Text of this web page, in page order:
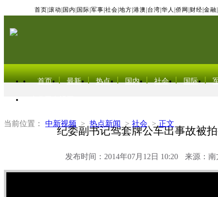
首页 滚动 国内 国际 军事 社会 地方 港澳 台湾 华人 侨网 财经 金融
首页 最新 热点 国内 社会 国际
当前位置： 中新视频 > 热点新闻 > 社会 > 正文
纪委副书记驾套牌公车出事故被
发布时间：2014年07月12日 10:20 来源：南